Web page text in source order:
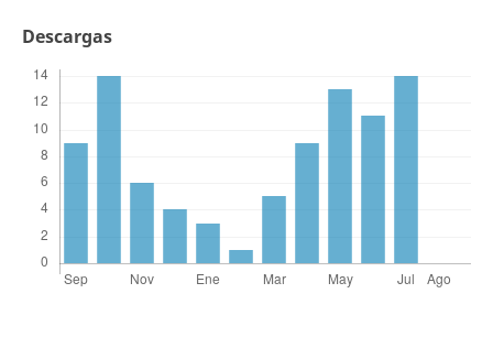
Descargas